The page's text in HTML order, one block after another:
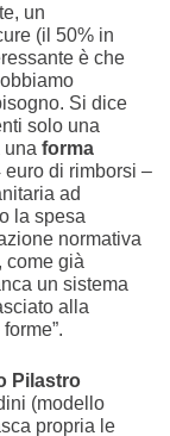
un
(il 50% in
è che
Si dice
solo una
una forma
di rimborsi –
ad
la spesa
normativa
come già
un sistema
alla
Pilastro
(modello
propria le